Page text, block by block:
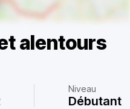
alentours
Niveau
Débutant